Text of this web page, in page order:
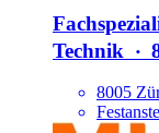
Technik ‧
8005